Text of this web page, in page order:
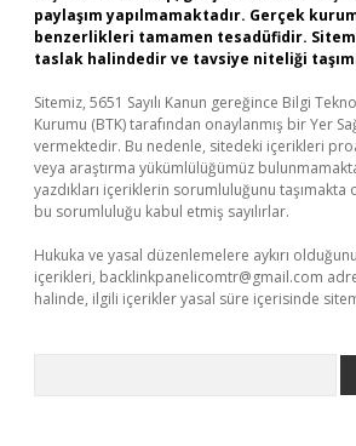
paylaşım yapılmamaktadır. Gerçek
benzerlikleri tamamen tesadüfidir.
taslak halindedir ve tavsiye niteliği
Sitemiz, 5651 Sayılı Kanun gereğince Bilgi
Kurumu (BTK) tarafından onaylanmış bir Yer
vermektedir. Bu nedenle, sitedeki içerikleri
veya araştırma yükümlülüğümüz
yazdıkları içeriklerin sorumluluğunu
bu sorumluluğu kabul etmiş sayılırlar.
Hukuka ve yasal düzenlemelere aykırı
içerikleri, backlinkpanelicomtr@gmail.com
halinde, ilgili içerikler yasal süre içerisinde